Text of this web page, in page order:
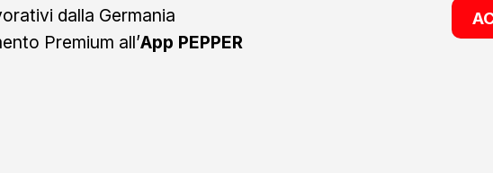
dalla Germania
Premium all’App PEPPER